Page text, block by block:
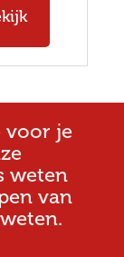
voor je
weten
van